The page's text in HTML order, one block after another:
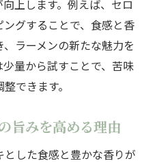
上します。例えば、セロ
グすることで、食感と香
ラーメンの新たな魅力を
量から試すことで、苦味
できます。
旨みを高める理由
した食感と豊かな香りが